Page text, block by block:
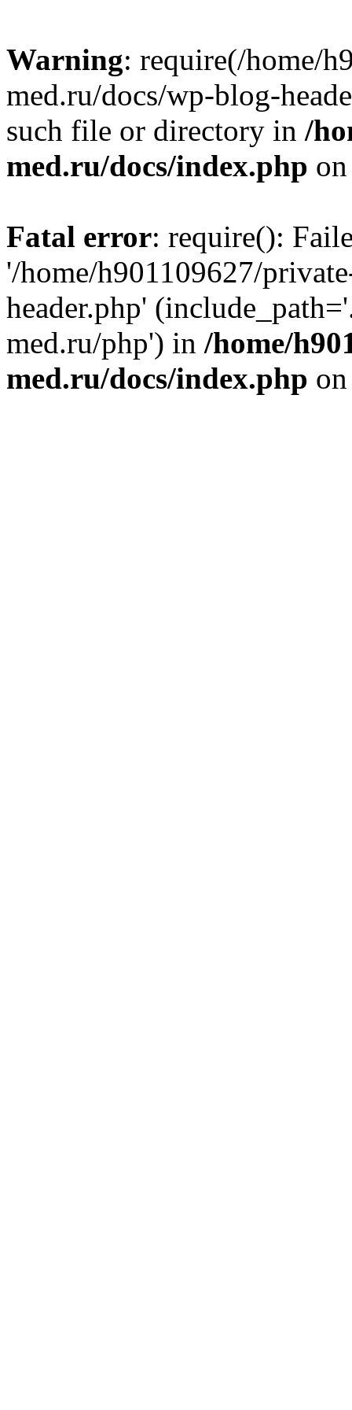
Warning: require(/home/
med.ru/docs/wp-blog-
such file or directory in /
med.ru/docs/index.php
Fatal error: require():
'/home/h901109627/
header.php'
med.ru/php') in /home/
med.ru/docs/index.php